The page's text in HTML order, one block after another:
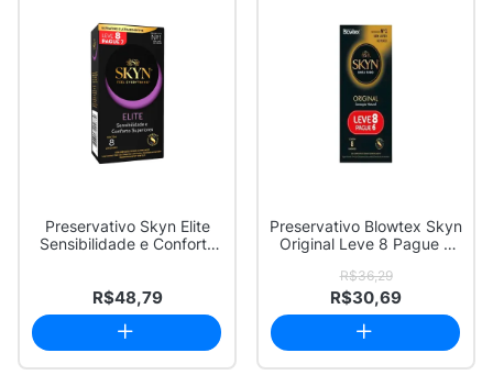
Preservativo Skyn Elite
Sensibilidade e Conforto
R$48,79
Preservativo Blowtex Skyn
Original Leve 8 Pague 6
R$36,29
R$30,69